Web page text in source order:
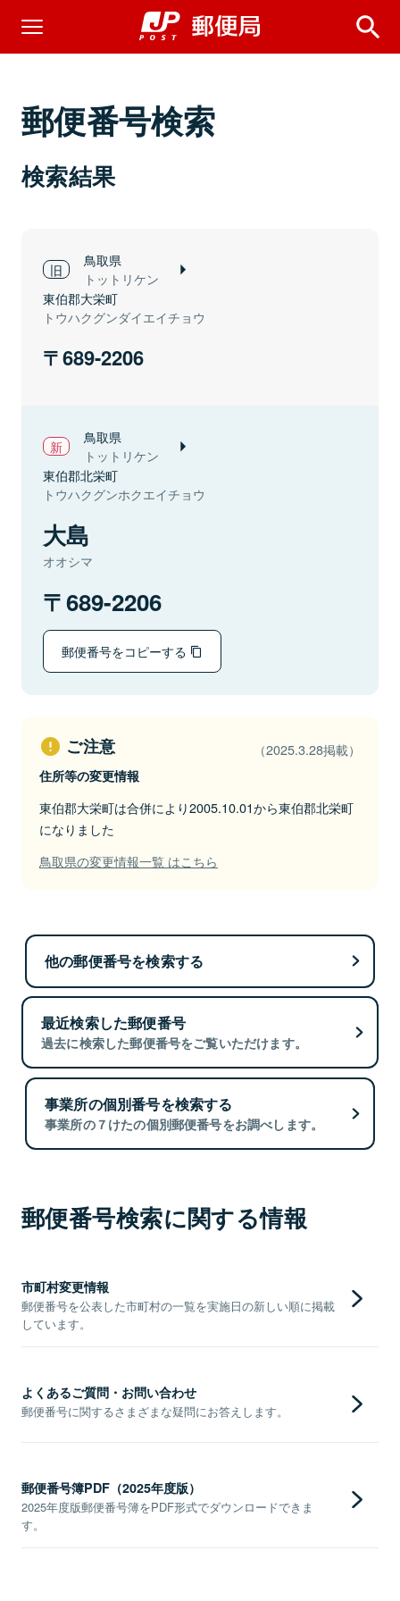
郵便番号検索
検索結果
鳥取県
トットリケン
東伯郡大栄町
トウハクグンダイエイチョウ
689-2206
鳥取県
トットリケン
東伯郡北栄町
トウハクグンホクエイチョウ
大島
オオシマ
689-2206
郵便番号をコピーする
ご注意 （2025.3.28掲載）
住所等の変更情報
東伯郡大栄町は合併により2005.10.01から東伯郡北栄町
になりました
鳥取県の変更情報一覧 はこちら
他の郵便番号を検索する
最近検索した郵便番号
過去に検索した郵便番号をご覧いただけます。
事業所の個別番号を検索する
事業所の７けたの個別郵便番号をお調べします。
郵便番号検索に関する情報
市町村変更情報
郵便番号を公表した市町村の一覧を実施日の新しい順に掲載
しています。
よくあるご質問・お問い合わせ
郵便番号に関するさまざまな疑問にお答えします。
郵便番号簿PDF（2025年度版）
2025年度版郵便番号簿をPDF形式でダウンロードできま
す。